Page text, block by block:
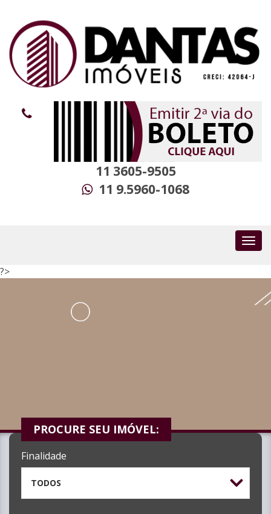
11 3605-9505
11 9.5960-1068
?>
PROCURE SEU IMÓVEL:
Finalidade
TODOS